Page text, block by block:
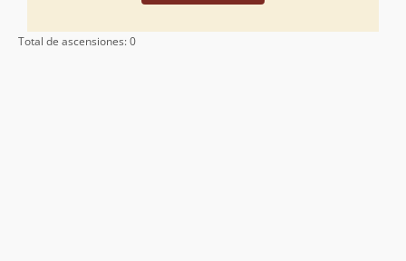
Total de ascensiones: 0